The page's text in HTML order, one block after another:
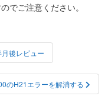
でご注意ください。
後レビュー
のH21エラーを解消する